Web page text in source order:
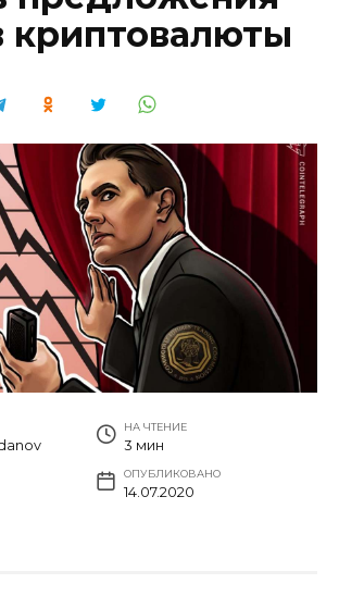
криптовалюты
НА ЧТЕНИЕ
3 мин
ОПУБЛИКОВАНО
14.07.2020